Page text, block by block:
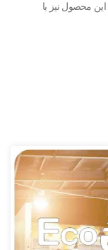
محصول نیز با